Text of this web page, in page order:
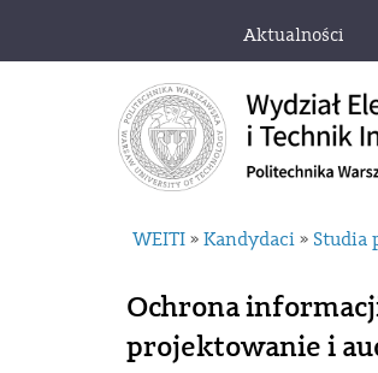
Aktualności
WEITI » Kandydaci » Studia
Ochrona
projektowanie i